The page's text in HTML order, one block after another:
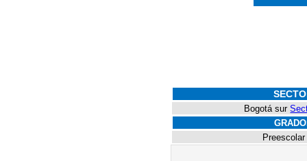
Bogotá sur
Preescolar